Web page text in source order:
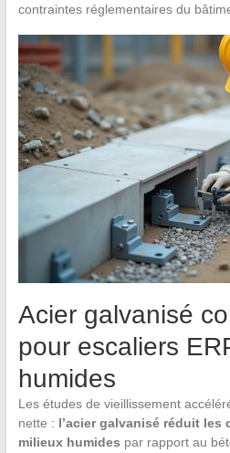
contraintes réglementaires du
Acier galvanisé
pour escaliers
humides
Les études de vieillissement
nette : l’acier galvanisé réduit les
milieux humides par rapport au